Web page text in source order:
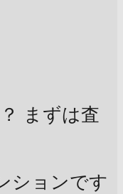
まずは査
ションです